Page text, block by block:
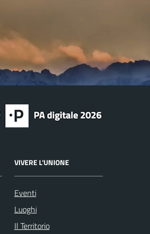
VIVERE L'UNIONE
Eventi
Luoghi
Il Territorio